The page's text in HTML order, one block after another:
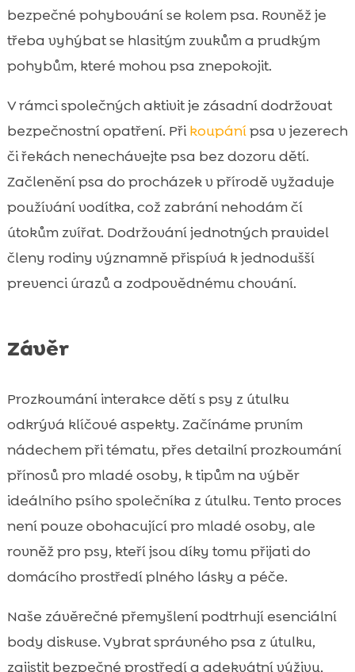
bezpečné pohybování se kolem psa. Rovněž je
třeba vyhýbat se hlasitým zvukům a prudkým
pohybům, které mohou psa znepokojit.
V rámci společných aktivit je zásadní dodržovat
bezpečnostní opatření. Přikoupánípsa v jezerech
či řekách nenechávejte psa bez dozoru dětí.
Začlenění psa do procházek v přírodě vyžaduje
používání vodítka, což zabrání nehodám čí
útokům zvířat. Dodržování jednotných pravidel
členy rodiny významně přispívá k jednodušší
prevenci úrazů a zodpovědnému chování.
Závěr
Prozkoumání interakce dětí s psy z útulku
odkrývá klíčové aspekty. Začínáme prvním
nádechem při tématu, přes detailní prozkoumání
přínosů pro mladé osoby, k tipům na výběr
ideálního psího společníka z útulku. Tento proces
není pouze obohacující pro mladé osoby, ale
rovněž pro psy, kteří jsou díky tomu přijati do
domácího prostředí plného lásky a péče.
Naše závěrečné přemyšlení podtrhují esenciální
body diskuse. Vybrat správného psa z útulku,
zajistit bezpečné prostředí a adekvátní výživu,